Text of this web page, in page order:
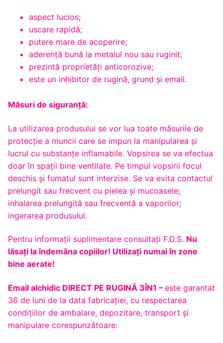
aspect lucios;
uscare rapidă;
putere mare de acoperire;
aderență bună la metalul nou sau ruginit;
prezintă proprietăți anticorozive;
este un inhibitor de rugină, grund și email.
Măsuri de siguranță:
La utilizarea produsului se vor lua toate măsurile de
protecție a muncii care se impun la manipularea și
lucrul cu substanțe inflamabile. Vopsirea se va efectua
doar în spații bine ventilate. Pe timpul vopsirii focul
deschis și fumatul sunt interzise. Se va evita contactul
prelungit sau frecvent cu pielea şi mucoasele;
inhalarea prelungită sau frecventă a vaporilor;
ingerarea produsului.
Pentru informaţii suplimentare consultaţi F.D.S. Nu
lăsaţi la îndemâna copiilor! Utilizaţi numai în zone
bine aerate!
Email alchidic DIRECT PE RUGINĂ 3ÎN1 – este garantat
36 de luni de la data fabricației, cu respectarea
condițiilor de ambalare, depozitare, transport și
manipulare corespunzătoare.